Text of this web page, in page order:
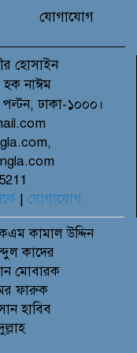
যোগাযোগ
হোসাইন
হক নাঈম
ঢাকা-১০০০।
| যোগাযোগ
কামাল উদ্দিন
কাদের
মোবারক
ফারুক
হাবিব